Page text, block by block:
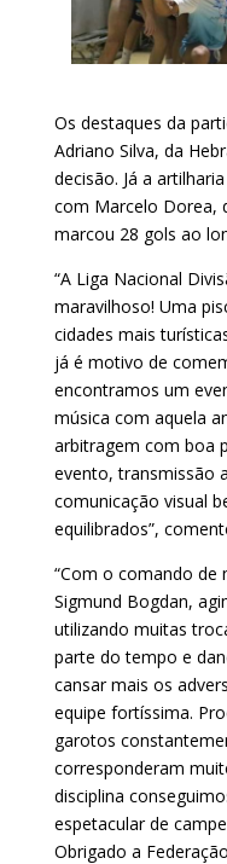
Os destaques da
Adriano Silva, da
decisão. Já a
com Marcelo Dorea,
marcou 28 gols ao
“A Liga Nacional
maravilhoso! Uma
cidades mais
já é motivo de
encontramos um
música com aquela
arbitragem com boa
evento, transmissão
comunicação visual
equilibrados”,
“Com o comando de
Sigmund Bogdan,
utilizando muitas
parte do tempo e
cansar mais os
equipe fortíssima.
garotos
corresponderam
disciplina
espetacular de
Obrigado a